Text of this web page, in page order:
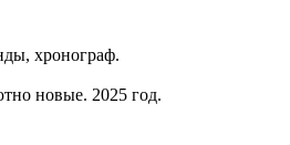
хронограф.
новые. 2025 год.